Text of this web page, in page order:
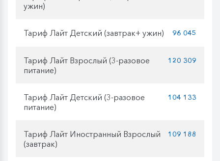
ужин)
Тариф Лайт Детский (завтрак+ ужин) 96 045
Тариф Лайт Взрослый (3-разовое
питание)
120 309
Тариф Лайт Детский (3-разовое
питание)
104 133
Тариф Лайт Иностранный Взрослый
(завтрак)
109 188